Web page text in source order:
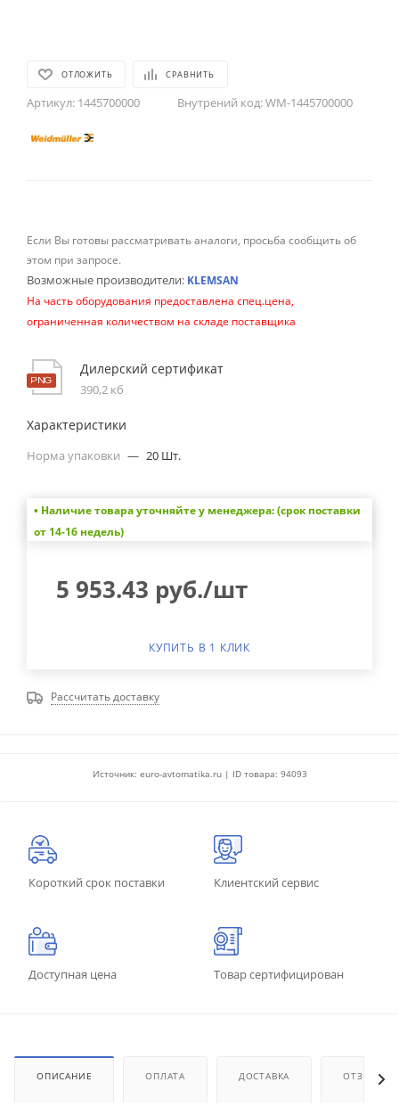
ОТЛОЖИТЬ СРАВНИТЬ
Артикул: 1445700000 Внутрений код:WM-1445700000
Если Вы готовы рассматривать аналоги, просьба сообщить об
этом при запросе.
Возможные производители: KLEMSAN
На часть оборудования предоставлена спец.цена,
ограниченная количеством на складе поставщика
Дилерский сертификат
390,2 кб
Характеристики
Норма упаковки — 20 Шт.
• Наличие товара уточняйте у менеджера: (срок поставки
от 14-16 недель)
5 953.43 руб./шт
КУПИТЬ В 1 КЛИК
Рассчитать доставку
Источник: euro-avtomatika.ru | ID товара: 94093
Короткий срок поставки Клиентский сервис
Доступная цена Товар сертифицирован
ОПИСАНИЕ ОПЛАТА ДОСТАВКА ОТЗЫВЫ